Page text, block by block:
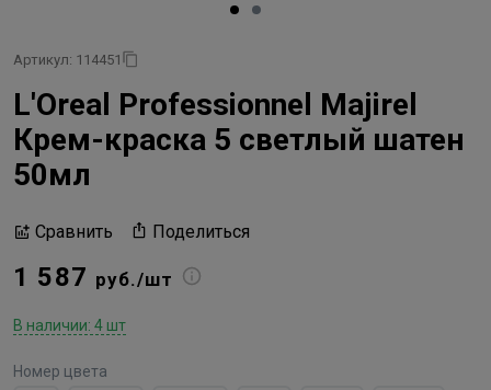
Артикул: 114451
L'Oreal Professionnel Majirel
Крем-краска 5 светлый шатен
50мл
Сравнить Поделиться
1 587 руб./шт
В наличии: 4 шт
Номер цвета